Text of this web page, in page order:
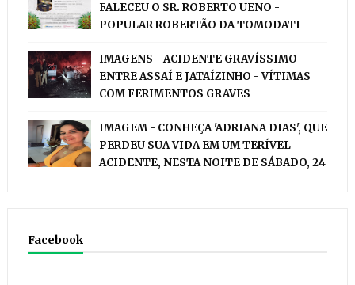
FALECEU O SR. ROBERTO UENO -
POPULAR ROBERTÃO DA TOMODATI
IMAGENS - ACIDENTE GRAVÍSSIMO -
ENTRE ASSAÍ E JATAÍZINHO - VÍTIMAS
COM FERIMENTOS GRAVES
IMAGEM - CONHEÇA 'ADRIANA DIAS', QUE
PERDEU SUA VIDA EM UM TERÍVEL
ACIDENTE, NESTA NOITE DE SÁBADO, 24
Facebook